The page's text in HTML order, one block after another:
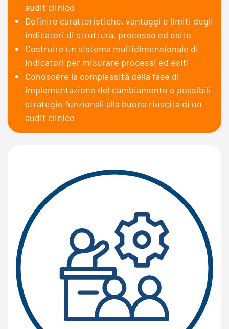
audit clinico
Definire caratteristiche, vantaggi e limiti degli
indicatori di struttura, processo ed esito
Costruire un sistema multidimensionale di
indicatori per misurare processi ed esiti
Conoscere la complessità della fase di
implementazione del cambiamento e possibili
strategie funzionali alla buona riuscita di un
audit clinico